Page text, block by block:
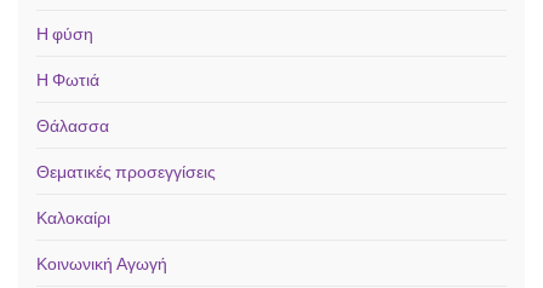
Η φύση
Η Φωτιά
Θάλασσα
Θεματικές προσεγγίσεις
Καλοκαίρι
Κοινωνική Αγωγή